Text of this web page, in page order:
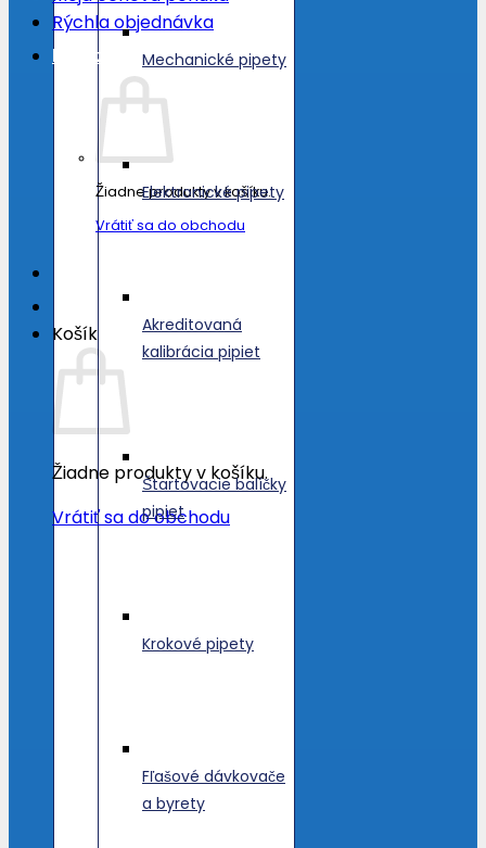
Rýchla objednávka
Košík / 0.00€
Žiadne produkty v košíku.
Vrátiť sa do obchodu
Košík
Žiadne produkty v košíku.
Vrátiť sa do obchodu
Mechanické pipety
Elektronické pipety
Akreditovaná
kalibrácia pipiet
Štartovacie balíčky
pipiet
Krokové pipety
Fľašové dávkovače
a byrety